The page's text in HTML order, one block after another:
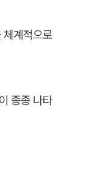
체계적으로
종종 나타